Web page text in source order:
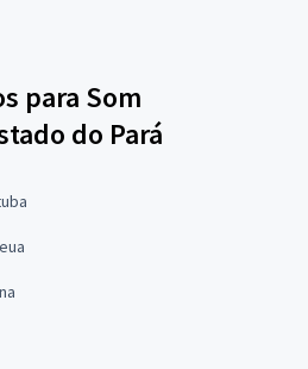
para Som
do Pará